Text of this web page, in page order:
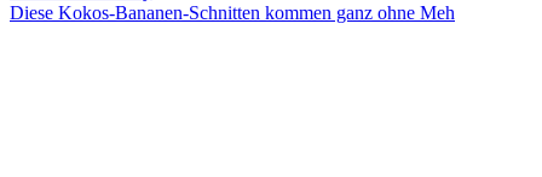
Diese Kokos-Bananen-Schnitten kommen ganz ohne Meh